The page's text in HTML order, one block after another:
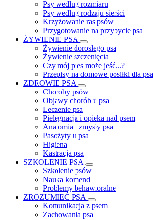
Psy według rozmiaru
Psy według rodzaju sierści
Krzyżowanie ras psów
Przygotowanie na przybycie psa
ŻYWIENIE PSA
Żywienie dorosłego psa
Żywienie szczenięcia
Czy mój pies może jeść...?
Przepisy na domowe posiłki dla psa
ZDROWIE PSA
Choroby psów
Objawy chorób u psa
Leczenie psa
Pielęgnacja i opieka nad psem
Anatomia i zmysły psa
Pasożyty u psa
Higiena
Kastracja psa
SZKOLENIE PSA
Szkolenie psów
Nauka komend
Problemy behawioralne
ZROZUMIEĆ PSA
Komunikacja z psem
Zachowania psa